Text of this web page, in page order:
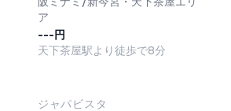
ア
---円
天下茶屋駅より徒歩で8分
ジャパビスタ